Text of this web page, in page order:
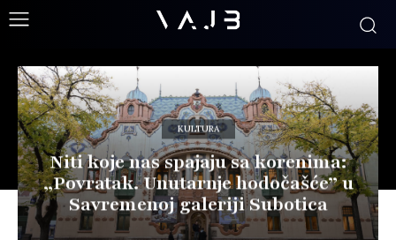
KULTURA
Niti koje nas spajaju sa korenima:
„Povratak. Unutarnje hodočašće” u
Savremenoj galeriji Subotica